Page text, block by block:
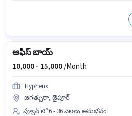
ఆఫీస్ బాయ్
10,000 - 15,000/Month
Hyphenx
జగత్పురా, జైపూర్
ప్యూన్ లో 6 - 36 నెలలు అనుభవం